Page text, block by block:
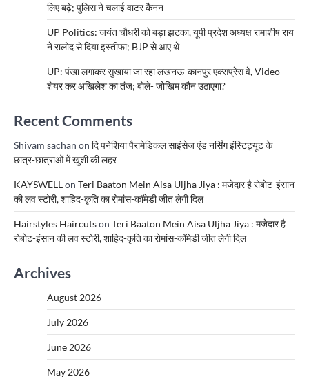
लिए बढ़े; पुलिस ने चलाई वाटर कैनन
UP Politics: जयंत चौधरी को बड़ा झटका, यूपी प्रदेश अध्यक्ष रामाशीष राय
ने रालोद से दिया इस्तीफा; BJP से आए थे
UP: पंखा लगाकर सुखाया जा रहा लखनऊ-कानपुर एक्सप्रेस वे, Video
शेयर कर अखिलेश का तंज; बोले- जोखिम कौन उठाएगा?
Recent Comments
Shivam sachan on दि पनेशिया पैरामेडिकल साइंसेज एंड नर्सिंग इंस्टिट्यूट के
छात्र-छात्राओं में खुशी की लहर
KAYSWELLon Teri Baaton Mein Aisa Uljha Jiya : मजेदार है रोबोट-इंसान
की लव स्टोरी, शाहिद-कृति का रोमांस-कॉमेडी जीत लेगी दिल
Hairstyles Haircutson Teri Baaton Mein Aisa Uljha Jiya : मजेदार है
रोबोट-इंसान की लव स्टोरी, शाहिद-कृति का रोमांस-कॉमेडी जीत लेगी दिल
Archives
August 2026
July 2026
June 2026
May 2026